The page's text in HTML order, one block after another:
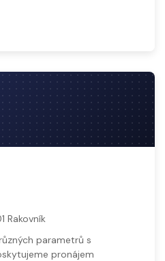
Rakovník
parametrů s
pronájem